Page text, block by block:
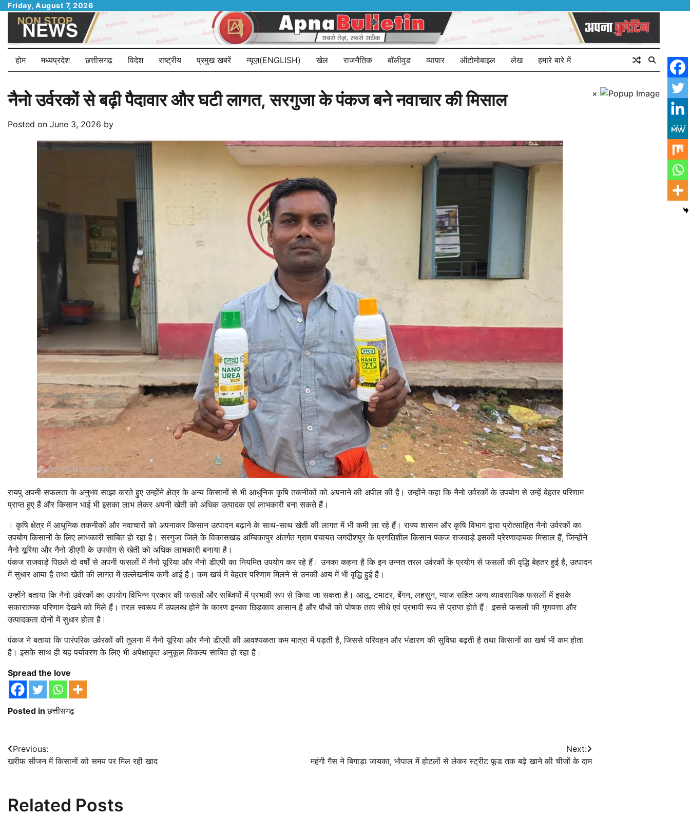
Skip
content
Friday, August 7, 2026
होम मध्यप्रदेश छत्तीसगढ़ विदेश राष्ट्रीय प्रमुख खबरें न्यूज़(ENGLISH) खेल राजनैतिक बॉलीवुड व्यापार ऑटोमोबाइल लेख हमारे बारे में
नैनो उर्वरकों से बढ़ी पैदावार और घटी लागत, सरगुजा के पंकज बने नवाचार की मिसाल
Posted on June 3, 2026 by
रायपु अपनी सफलता के अनुभव साझा करते हुए उन्होंने क्षेत्र के अन्य किसानों से भी आधुनिक कृषि तकनीकों को अपनाने की अपील की है। उन्होंने कहा कि नैनो उर्वरकों के उपयोग से उन्हें बेहतर परिणाम
प्राप्त हुए हैं और किसान भाई भी इसका लाभ लेकर अपनी खेती को अधिक उत्पादक एवं लाभकारी बना सकते हैं।
। कृषि क्षेत्र में आधुनिक तकनीकों और नवाचारों को अपनाकर किसान उत्पादन बढ़ाने के साथ-साथ खेती की लागत में भी कमी ला रहे हैं। राज्य शासन और कृषि विभाग द्वारा प्रोत्साहित नैनो उर्वरकों का
उपयोग किसानों के लिए लाभकारी साबित हो रहा है। सरगुजा जिले के विकासखंड अम्बिकापुर अंतर्गत ग्राम पंचायत जगदीशपुर के प्रगतिशील किसान पंकज राजवाड़े इसकी प्रेरणादायक मिसाल हैं, जिन्होंने
नैनो यूरिया और नैनो डीएपी के उपयोग से खेती को अधिक लाभकारी बनाया है।
पंकज राजवाड़े पिछले दो वर्षों से अपनी फसलों में नैनो यूरिया और नैनो डीएपी का नियमित उपयोग कर रहे हैं। उनका कहना है कि इन उन्नत तरल उर्वरकों के प्रयोग से फसलों की वृद्धि बेहतर हुई है, उत्पादन
में सुधार आया है तथा खेती की लागत में उल्लेखनीय कमी आई है। कम खर्च में बेहतर परिणाम मिलने से उनकी आय में भी वृद्धि हुई है।
उन्होंने बताया कि नैनो उर्वरकों का उपयोग विभिन्न प्रकार की फसलों और सब्जियों में प्रभावी रूप से किया जा सकता है। आलू, टमाटर, बैंगन, लहसुन, प्याज सहित अन्य व्यावसायिक फसलों में इसके
सकारात्मक परिणाम देखने को मिले हैं। तरल स्वरूप में उपलब्ध होने के कारण इनका छिड़काव आसान है और पौधों को पोषक तत्व सीधे एवं प्रभावी रूप से प्राप्त होते हैं। इससे फसलों की गुणवत्ता और
उत्पादकता दोनों में सुधार होता है।
पंकज ने बताया कि पारंपरिक उर्वरकों की तुलना में नैनो यूरिया और नैनो डीएपी की आवश्यकता कम मात्रा में पड़ती है, जिससे परिवहन और भंडारण की सुविधा बढ़ती है तथा किसानों का खर्च भी कम होता
है। इसके साथ ही यह पर्यावरण के लिए भी अपेक्षाकृत अनुकूल विकल्प साबित हो रहा है।
Spread the love
Posted inछत्तीसगढ़
Post
navigation
Previous:
खरीफ सीजन में किसानों को समय पर मिल रही खाद
Next:
महंगी गैस ने बिगाड़ा जायका, भोपाल में होटलों से लेकर स्ट्रीट फूड तक बढ़े खाने की चीजों के दाम
Related Posts
×